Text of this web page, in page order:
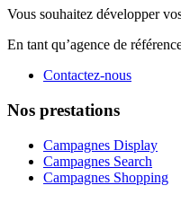
Vous souhaitez développer
En tant qu’agence de
Contactez-nous
Nos prestations
Campagnes Display
Campagnes Search
Campagnes Shopping